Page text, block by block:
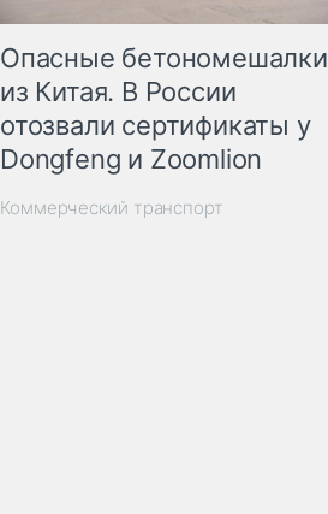
Опасные бетономешалки
из Китая. В России
отозвали сертификаты у
Dongfeng и Zoomlion
Коммерческий транспорт